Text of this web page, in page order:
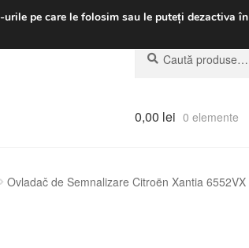
- 4 p.m.031 229 6816
Caută
după:
Caută
0,00 lei 0 elemente
Ovladač de Semnalizare Citroën Xantia 6552VX
pe care le folosim sau le puteți dezactiva în